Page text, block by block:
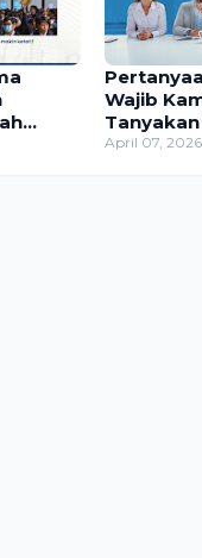
Wajib
Tanyakan
Sebelum
April 07, 2026